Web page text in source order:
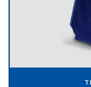
Fornecedor de
Fornecedor de
Indústria de papel